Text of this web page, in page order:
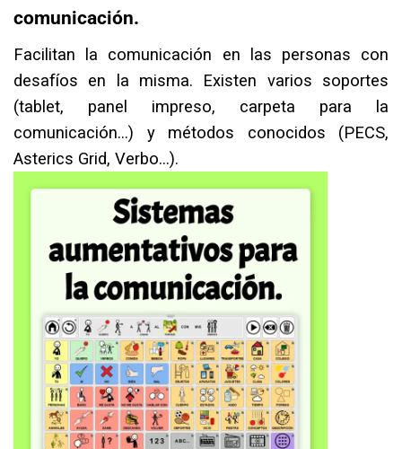
comunicación.⁣
Facilitan la comunicación en las personas con
desafíos en la misma. Existen varios soportes
(tablet, panel impreso, carpeta para la
comunicación…) y métodos conocidos (PECS,
Asterics Grid, Verbo…).⁣